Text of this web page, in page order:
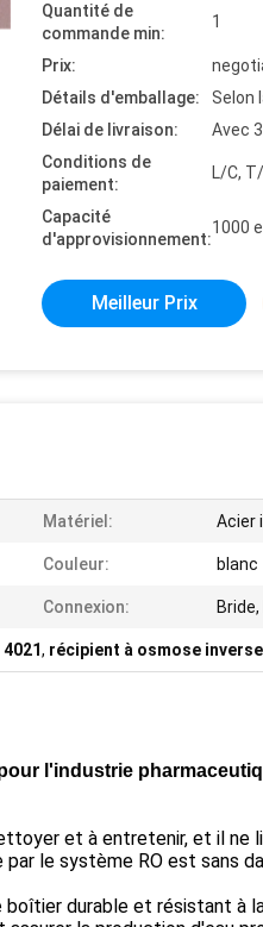
Quantité de
commande min:
1
Prix:
Détails d'emballage:
Selon
Délai de livraison:
Avec
Conditions de
paiement:
L/C,
Capacité
d'approvisionnement:
1000
Meilleur Prix
Matériel: Acier
Couleur: blanc
Connexion:
, récipient à osmose
l'industrie
et à entretenir, et il ne
le système RO est sans
durable et résistant à